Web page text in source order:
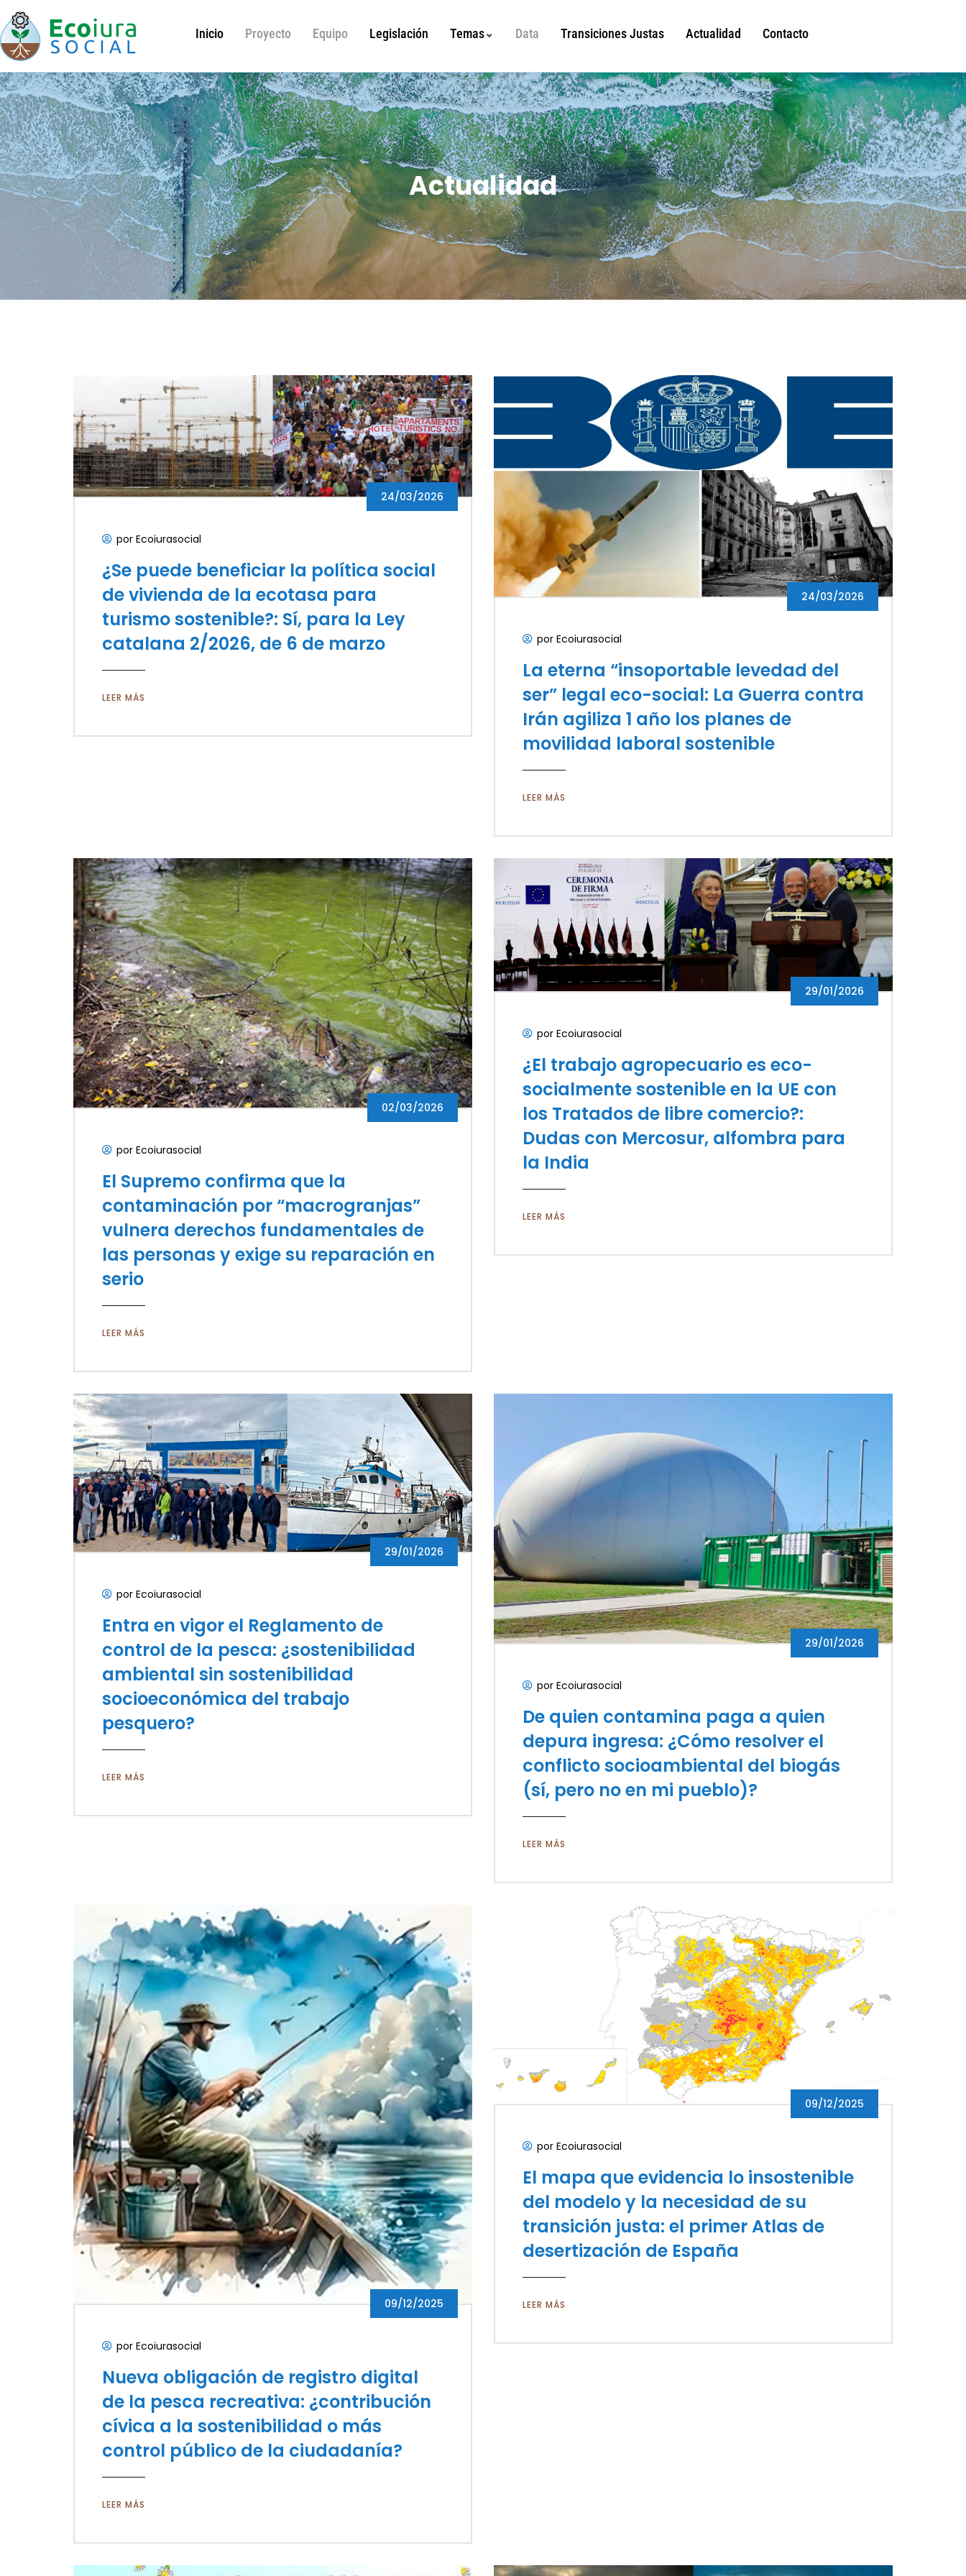
Inicio Proyecto Equipo Legislación Temas Data Transiciones Justas Actualidad Contacto
Actualidad
24/03/2026
por Ecoiurasocial
¿Se puede beneficiar la política social
de vivienda de la ecotasa para
turismo sostenible?: Sí, para la Ley
catalana 2/2026, de 6 de marzo
LEER MÁS
24/03/2026
por Ecoiurasocial
La eterna “insoportable levedad del
ser” legal eco-social: La Guerra contra
Irán agiliza 1 año los planes de
movilidad laboral sostenible
LEER MÁS
02/03/2026
por Ecoiurasocial
El Supremo confirma que la
contaminación por “macrogranjas”
vulnera derechos fundamentales de
las personas y exige su reparación en
serio
LEER MÁS
29/01/2026
por Ecoiurasocial
¿El trabajo agropecuario es eco-
socialmente sostenible en la UE con
los Tratados de libre comercio?:
Dudas con Mercosur, alfombra para
la India
LEER MÁS
29/01/2026
por Ecoiurasocial
Entra en vigor el Reglamento de
control de la pesca: ¿sostenibilidad
ambiental sin sostenibilidad
socioeconómica del trabajo
pesquero?
LEER MÁS
29/01/2026
por Ecoiurasocial
De quien contamina paga a quien
depura ingresa: ¿Cómo resolver el
conflicto socioambiental del biogás
(sí, pero no en mi pueblo)?
LEER MÁS
09/12/2025
por Ecoiurasocial
Nueva obligación de registro digital
de la pesca recreativa: ¿contribución
cívica a la sostenibilidad o más
control público de la ciudadanía?
LEER MÁS
09/12/2025
por Ecoiurasocial
El mapa que evidencia lo insostenible
del modelo y la necesidad de su
transición justa: el primer Atlas de
desertización de España
LEER MÁS